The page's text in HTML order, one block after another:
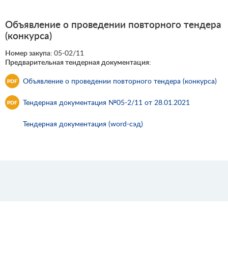
Объявление о проведении повторного тендера
(конкурса)
Номер закупа: 05-02/11
Предварительная тендерная документация:
Объявление о проведении повторного тендера (конкурса)
Тендерная документация №05-2/11 от 28.01.2021
Тендерная документация (word-сэд)